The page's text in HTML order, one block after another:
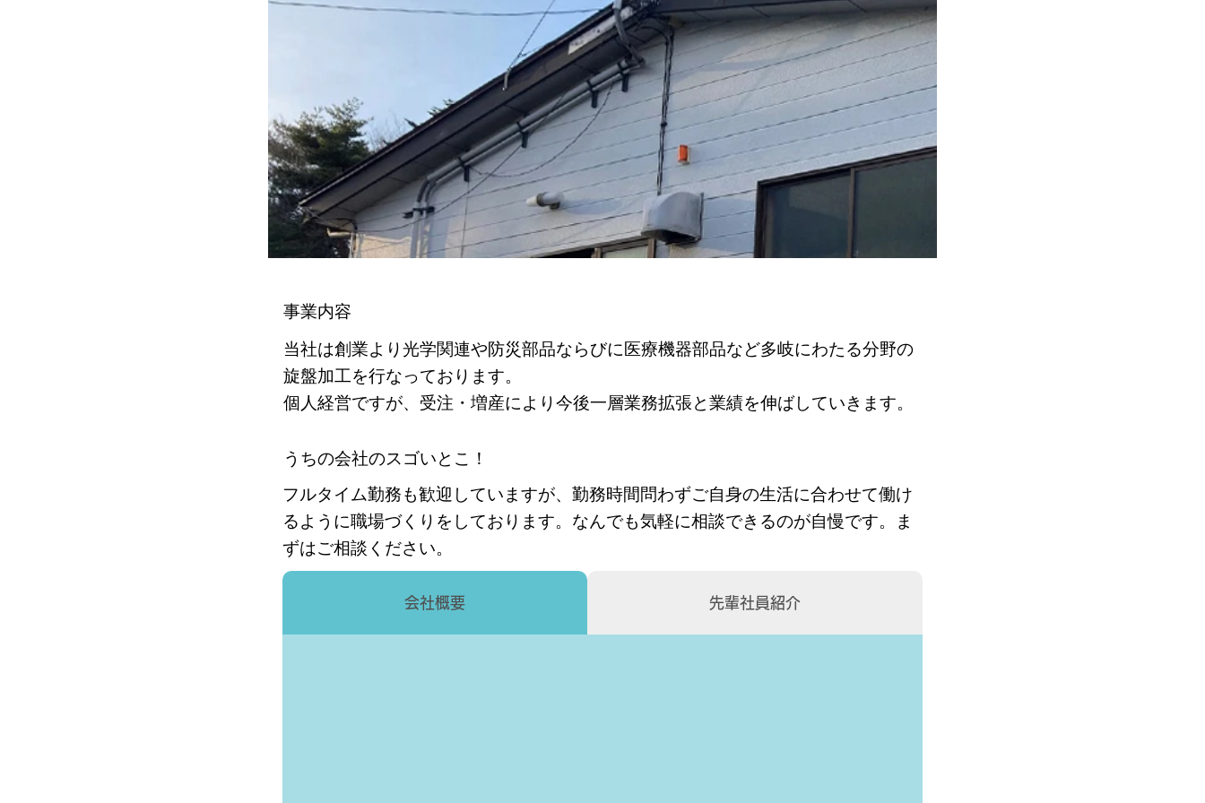
事業内容
当社は創業より光学関連や防災部品ならびに医療機器部品など多岐にわたる分野の
旋盤加工を行なっております。
個人経営ですが、受注・増産により今後一層業務拡張と業績を伸ばしていきます。
うちの会社のスゴいとこ！
フルタイム勤務も歓迎していますが、勤務時間問わずご自身の生活に合わせて働け
るように職場づくりをしております。なんでも気軽に相談できるのが自慢です。ま
ずはご相談ください。
会社概要 先輩社員紹介